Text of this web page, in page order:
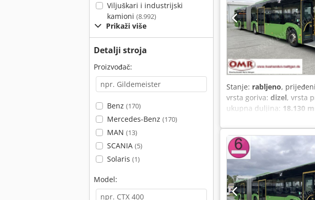
Viljuškari i industrijski
kamioni (8.992)
Prikaži više
Detalji stroja
Proizvođač:
Benz (170)
Mercedes-Benz (170)
MAN (13)
SCANIA (5)
Solaris (1)
Model:
Stanje: rabljeno,
vrsta goriva: dizel, vrsta
ukupna duljina: 18.130
ABS,